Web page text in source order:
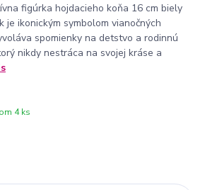
figúrka hojdacieho koňa 16 cm biely
je ikonickým symbolom vianočných
spomienky na detstvo a rodinnú
nikdy nestráca na svojej kráse a
4 ks